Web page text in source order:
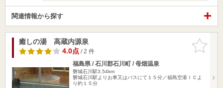
関連情報から探す
お気に入
りに追加
癒しの湯 高蔵内源泉
4.0点/ 2 件
福島県 / 石川郡石川町 / 母畑温泉
磐城石川駅3.54km
磐城石川駅よりお車又はバスにて１５分／福島空港ＩＣよ
り約１５分